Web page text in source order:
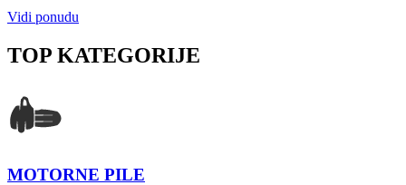
Vidi ponudu
TOP KATEGORIJE
MOTORNE PILE